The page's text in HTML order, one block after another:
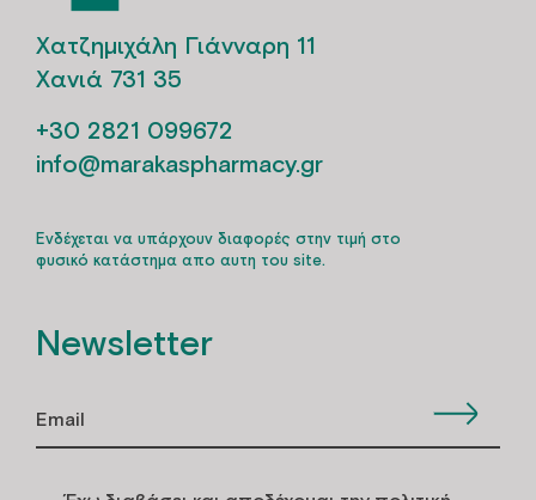
Χατζημιχάλη Γιάνναρη 11
Χανιά 731 35
+30 2821 099672
info@marakaspharmacy.gr
Ενδέχεται να υπάρχουν διαφορές στην τιμή στο
φυσικό κατάστημα απο αυτη του site.
Newsletter